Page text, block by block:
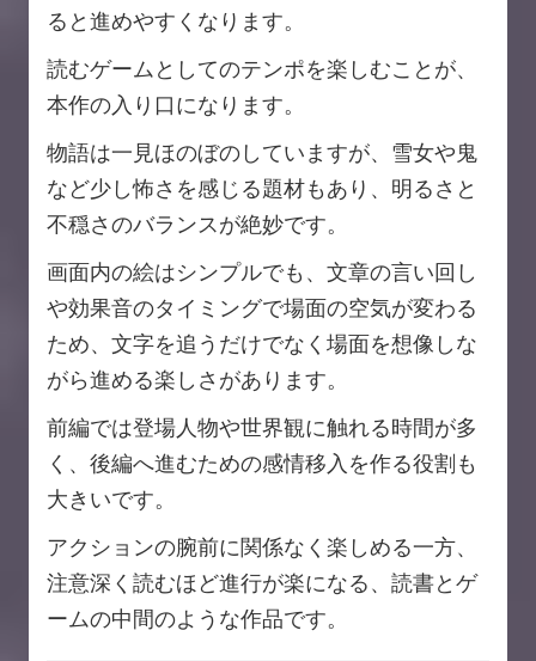
ると進めやすくなります。
読むゲームとしてのテンポを楽しむことが、
本作の入り口になります。
物語は一見ほのぼのしていますが、雪女や鬼
など少し怖さを感じる題材もあり、明るさと
不穏さのバランスが絶妙です。
画面内の絵はシンプルでも、文章の言い回し
や効果音のタイミングで場面の空気が変わる
ため、文字を追うだけでなく場面を想像しな
がら進める楽しさがあります。
前編では登場人物や世界観に触れる時間が多
く、後編へ進むための感情移入を作る役割も
大きいです。
アクションの腕前に関係なく楽しめる一方、
注意深く読むほど進行が楽になる、読書とゲ
ームの中間のような作品です。